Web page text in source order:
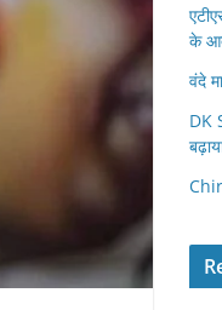
के
वंदे
DK